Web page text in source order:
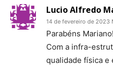
Lucio Alfredo
14 de fevereiro de 2023
Parabéns Mariano!
Com a infra-
qualidade física e